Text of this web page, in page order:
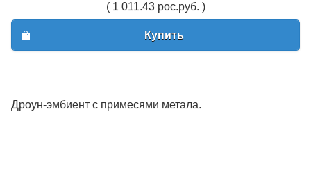
( 1 011.43 рос.руб. )
Купить
Дроун-эмбиент с примесями метала.